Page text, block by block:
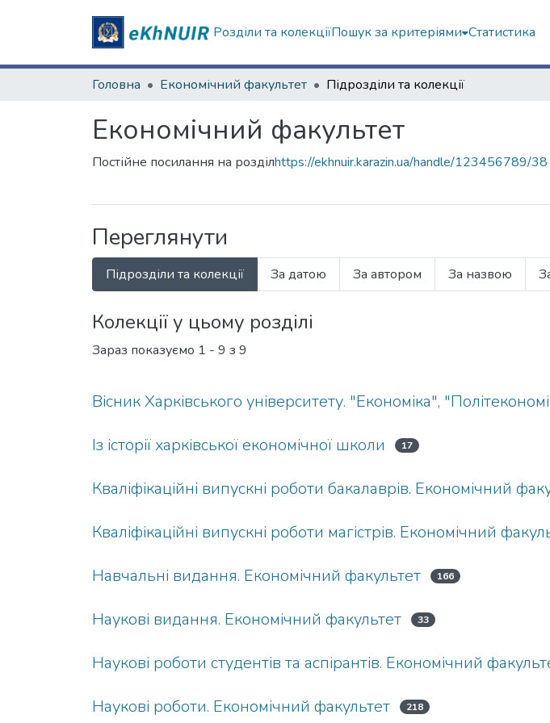
Розділи та колекціїПошук за критеріями Статистика
Головна Економічний факультет Підрозділи та колекції
Економічний факультет
Постійне посилання на розділhttps://ekhnuir.karazin.ua/handle/123456789/38
Переглянути
Підрозділи та колекції За датою За автором За назвою
Колекції у цьому розділі
Зараз показуємо 1 - 9 з 9
Вісник Харківського університету. "Економіка",
Із історії харківської економічної школи 17
Кваліфікаційні випускні роботи бакалаврів. Економічний
Кваліфікаційні випускні роботи магістрів. Економічний
Навчальні видання. Економічний факультет 166
Наукові видання. Економічний факультет 33
Наукові роботи студентів та аспірантів. Економічний
Наукові роботи. Економічний факультет 218